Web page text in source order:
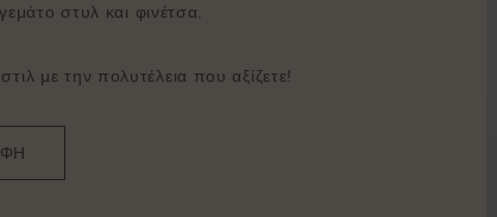
στυλ και φινέτσα.
με την πολυτέλεια που αξίζετε!